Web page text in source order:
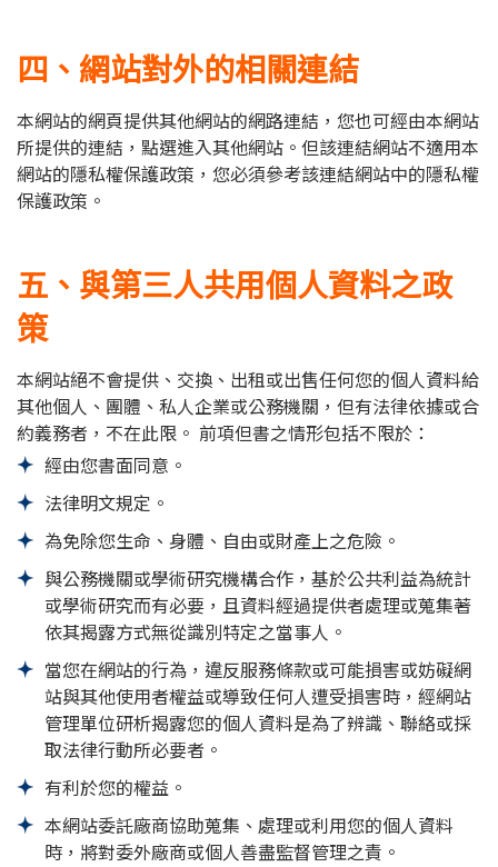
四、網站對外的相關連結
本網站的網頁提供其他網站的網路連結，您也可經由本網站
所提供的連結，點選進入其他網站。但該連結網站不適用本
網站的隱私權保護政策，您必須參考該連結網站中的隱私權
保護政策。
五、與第三人共用個人資料之政
策
本網站絕不會提供、交換、出租或出售任何您的個人資料給
其他個人、團體、私人企業或公務機關，但有法律依據或合
約義務者，不在此限。 前項但書之情形包括不限於：
經由您書面同意。
法律明文規定。
為免除您生命、身體、自由或財產上之危險。
與公務機關或學術研究機構合作，基於公共利益為統計
或學術研究而有必要，且資料經過提供者處理或蒐集著
依其揭露方式無從識別特定之當事人。
當您在網站的行為，違反服務條款或可能損害或妨礙網
站與其他使用者權益或導致任何人遭受損害時，經網站
管理單位研析揭露您的個人資料是為了辨識、聯絡或採
取法律行動所必要者。
有利於您的權益。
本網站委託廠商協助蒐集、處理或利用您的個人資料
時，將對委外廠商或個人善盡監督管理之責。